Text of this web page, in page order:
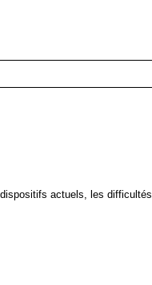
actuels, les difficultés